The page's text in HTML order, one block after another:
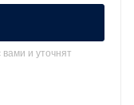
и уточнят